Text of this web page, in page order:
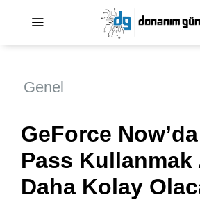
Genel
GeForce
Pass Kullanmak
Daha Kolay